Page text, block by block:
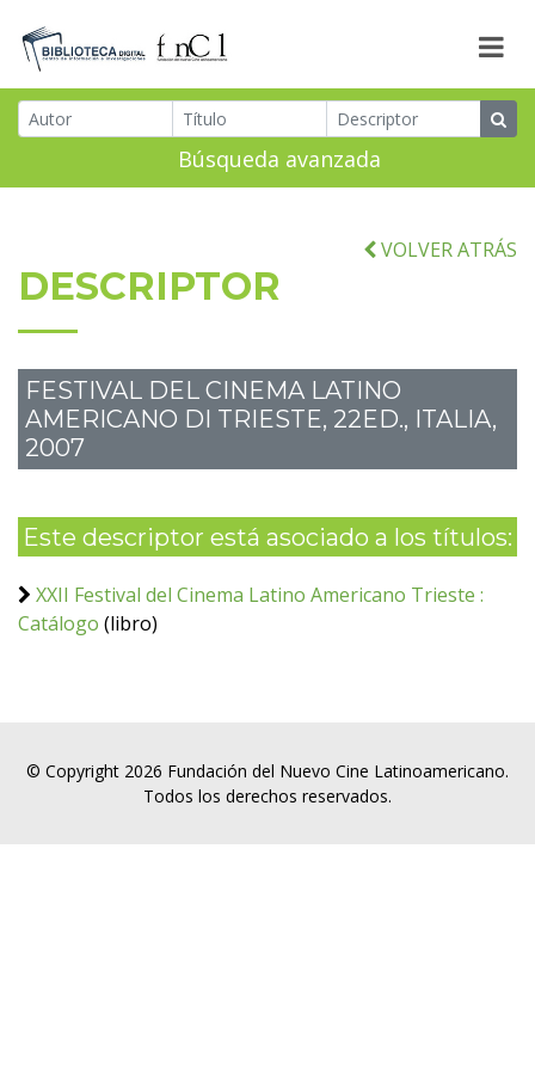
Búsqueda avanzada
VOLVER ATRÁS
DESCRIPTOR
FESTIVAL DEL CINEMA LATINO
AMERICANO DI TRIESTE, 22ED., ITALIA,
2007
Este descriptor está asociado a los títulos:
XXII Festival del Cinema Latino Americano Trieste :
Catálogo (libro)
© Copyright 2026 Fundación del Nuevo Cine Latinoamericano.
Todos los derechos reservados.